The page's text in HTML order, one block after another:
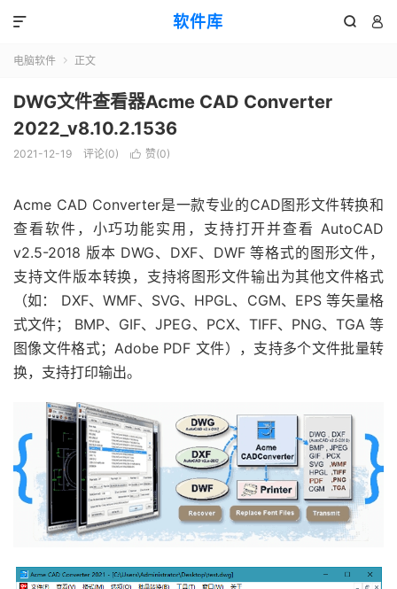
软件库  

电脑软件  正文
DWG文件查看器Acme CAD Converter
2022_v8.10.2.1536
2021-12-19 评论(0)  赞(0)
Acme CAD Converter是一款专业的CAD图形文件转换和
查看软件，小巧功能实用，支持打开并查看 AutoCAD
v2.5-2018 版本 DWG、DXF、DWF 等格式的图形文件，
支持文件版本转换，支持将图形文件输出为其他文件格式
（如： DXF、WMF、SVG、HPGL、CGM、EPS 等矢量格
式文件； BMP、GIF、JPEG、PCX、TIFF、PNG、TGA 等
图像文件格式；Adobe PDF 文件），支持多个文件批量转
换，支持打印输出。